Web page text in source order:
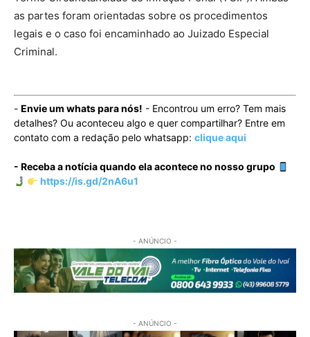
as partes foram orientadas sobre os procedimentos
legais e o caso foi encaminhado ao Juizado Especial
Criminal.
- Envie um whats para nós! - Encontrou um erro? Tem mais
detalhes? Ou aconteceu algo e quer compartilhar? Entre em
contato com a redação pelo whatsapp: clique aqui
- Receba a notícia quando ela acontece no nosso grupo
https://is.gd/2nA6u1
- ANÚNCIO -
- ANÚNCIO -